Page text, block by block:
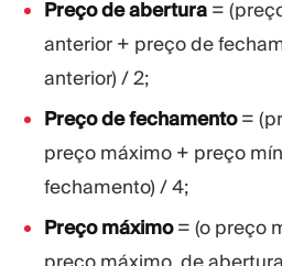
Preço de abertura =
anterior + preço de
anterior) / 2;
Preço de fechamento=
preço máximo + preço
fechamento) / 4;
Preço máximo= (o preço